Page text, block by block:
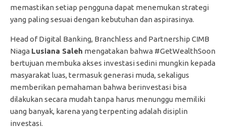
memastikan setiap pengguna dapat menemukan strategi
yang paling sesuai dengan kebutuhan dan aspirasinya.
Head of Digital Banking, Branchless and Partnership CIMB
Niaga Lusiana Saleh mengatakan bahwa #GetWealthSoon
bertujuan membuka akses investasi sedini mungkin kepada
masyarakat luas, termasuk generasi muda, sekaligus
memberikan pemahaman bahwa berinvestasi bisa
dilakukan secara mudah tanpa harus menunggu memiliki
uang banyak, karena yang terpenting adalah disiplin
investasi.